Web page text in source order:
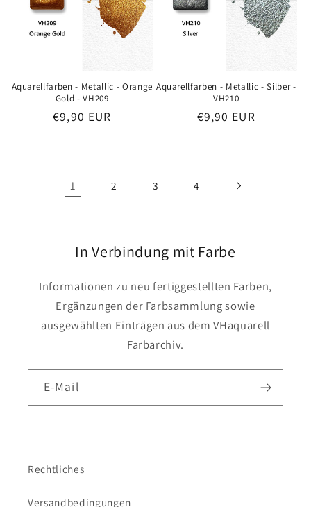
Aquarellfarben - Metallic - Orange
Gold - VH209
Preis
€9,90 EUR
Aquarellfarben - Metallic - Silber -
VH210
Preis
€9,90 EUR
1 2 3 4
In Verbindung mit Farbe
Informationen zu neu fertiggestellten Farben,
Ergänzungen der Farbsammlung sowie
ausgewählten Einträgen aus dem VHaquarell
Farbarchiv.
E-Mail
Rechtliches
Versandbedingungen